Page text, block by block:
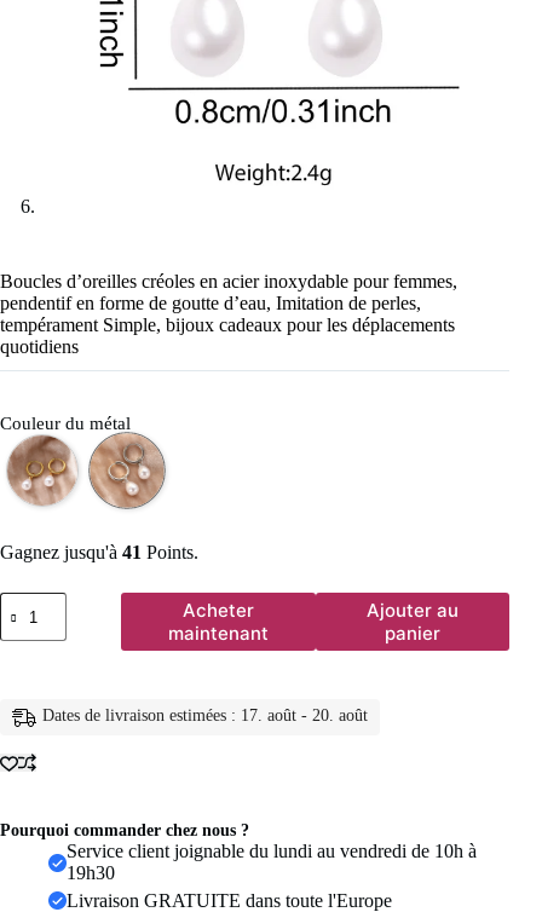
Boucles d’oreilles créoles en acier inoxydable pour femmes,
pendentif en forme de goutte d’eau, Imitation de perles,
tempérament Simple, bijoux cadeaux pour les déplacements
quotidiens
Couleur du métal
Gagnez jusqu'à 41 Points.
quantité
de
Boucles
acier
pour
en
Acheter
maintenant
Ajouter au
panier
Dates de livraison estimées : 17. août - 20. août
Pourquoi commander chez nous ?
Service client joignable du lundi au vendredi de 10h à
19h30
Livraison GRATUITE dans toute l'Europe